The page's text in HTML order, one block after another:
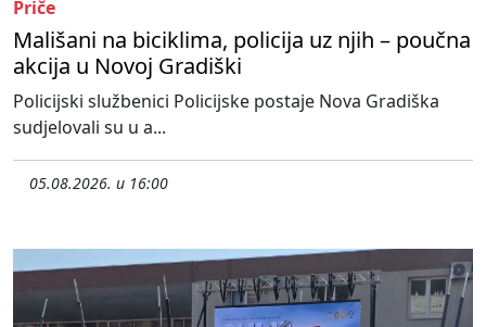
Priče
Mališani na biciklima, policija uz njih – poučna
akcija u Novoj Gradiški
Policijski službenici Policijske postaje Nova Gradiška
sudjelovali su u a...
05.08.2026. u 16:00